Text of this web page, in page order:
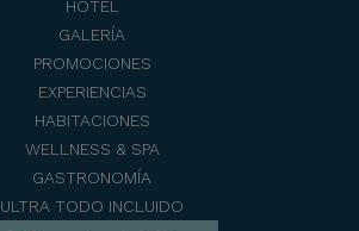
HOTEL
GALERÍA
PROMOCIONES
EXPERIENCIAS
HABITACIONES
WELLNESS & SPA
GASTRONOMÍA
ULTRA TODO INCLUIDO